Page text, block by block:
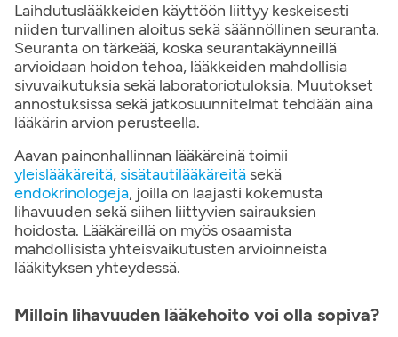
Laihdutuslääkkeiden käyttöön liittyy keskeisesti
niiden turvallinen aloitus sekä säännöllinen seuranta.
Seuranta on tärkeää, koska seurantakäynneillä
arvioidaan hoidon tehoa, lääkkeiden mahdollisia
sivuvaikutuksia sekä laboratoriotuloksia. Muutokset
annostuksissa sekä jatkosuunnitelmat tehdään aina
lääkärin arvion perusteella.
Aavan painonhallinnan lääkäreinä toimii
yleislääkäreitä, sisätautilääkäreitä sekä
endokrinologeja, joilla on laajasti kokemusta
lihavuuden sekä siihen liittyvien sairauksien
hoidosta. Lääkäreillä on myös osaamista
mahdollisista yhteisvaikutusten arvioinneista
lääkityksen yhteydessä.
Milloin lihavuuden lääkehoito voi olla sopiva?